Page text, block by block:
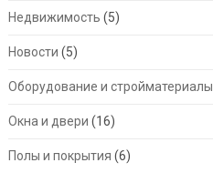
Недвижимость (5)
Новости (5)
Оборудование и стройматериалы
Окна и двери (16)
Полы и покрытия (6)